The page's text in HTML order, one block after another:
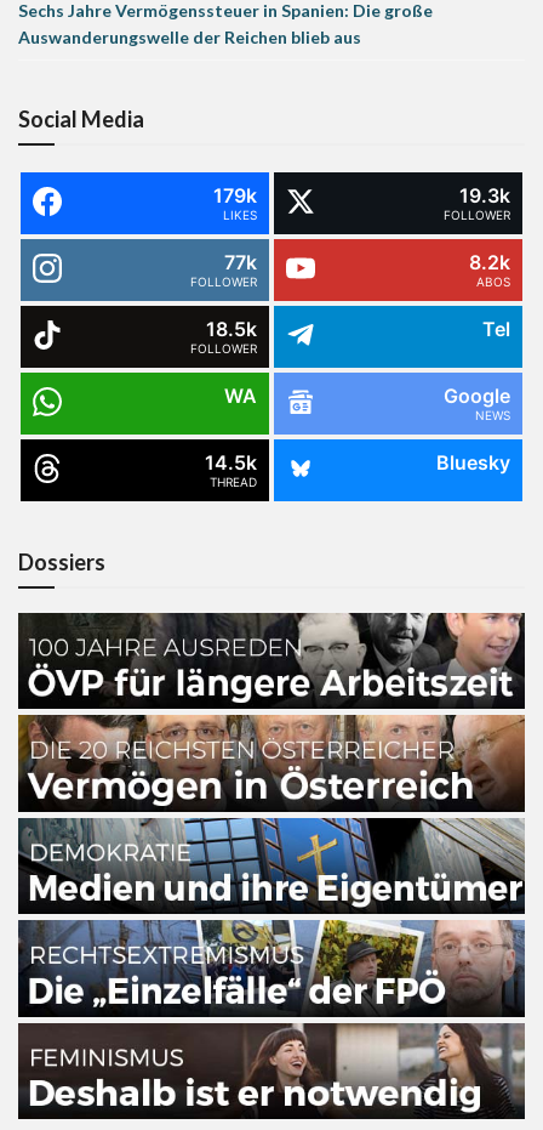
Sechs Jahre Vermögenssteuer in Spanien: Die große
Auswanderungswelle der Reichen blieb aus
Social Media
179k
LIKES
19.3k
FOLLOWER
77k
FOLLOWER
8.2k
ABOS
18.5k
FOLLOWER
Tel
WA Google
NEWS
14.5k
THREAD
Bluesky
Dossiers